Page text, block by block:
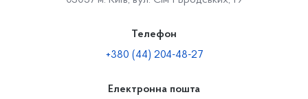
Телефон
+380 (44) 204-48-27
Електронна пошта